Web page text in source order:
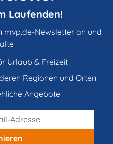
Laufenden!
mvp.de-Newsletter an und
Urlaub & Freizeit
Regionen und Orten
Angebote